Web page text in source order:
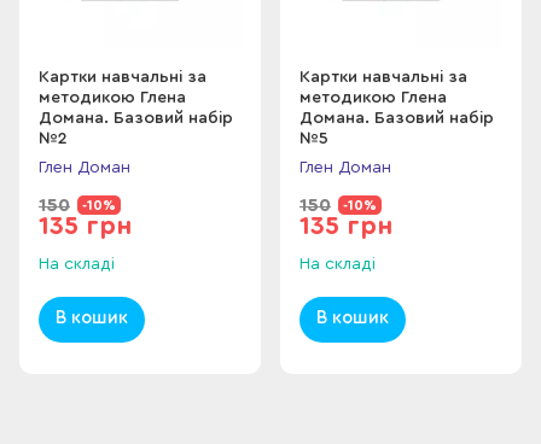
Картки навчальні за
методикою Глена
Домана. Базовий набір
№2
Глен Доман
150 -10%
135 грн
На складі
В кошик
Картки навчальні за
методикою Глена
Домана. Базовий набір
№5
Глен Доман
150 -10%
135 грн
На складі
В кошик